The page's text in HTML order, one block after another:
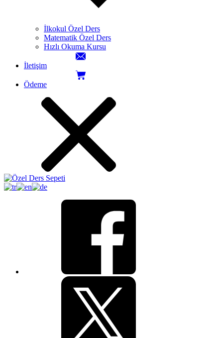
İlkokul Özel Ders
Matematik Özel Ders
Hızlı Okuma Kursu
İletişim
Ödeme